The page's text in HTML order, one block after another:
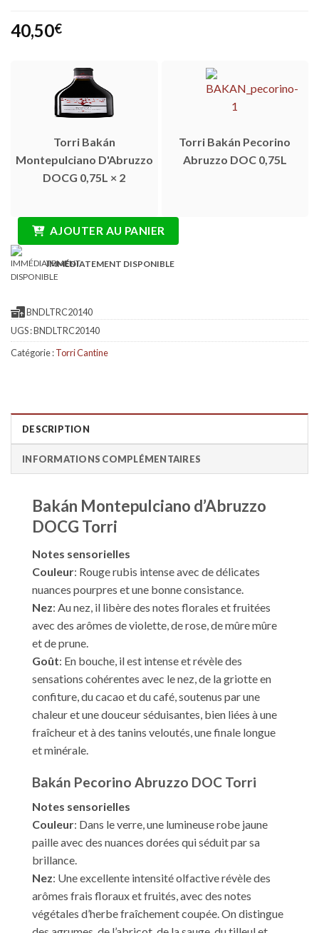
40,50€
Torri Bakán
Montepulciano D'Abruzzo
DOCG 0,75L × 2
Torri Bakán Pecorino
Abruzzo DOC 0,75L
AJOUTER AU PANIER
IMMÉDIATEMENT DISPONIBLE
BNDLTRC20140
UGS :BNDLTRC20140
Catégorie :Torri Cantine
DESCRIPTION
INFORMATIONS COMPLÉMENTAIRES
Bakán Montepulciano d’Abruzzo
DOCG Torri
Notes sensorielles
Couleur: Rouge rubis intense avec de délicates
nuances pourpres et une bonne consistance.
Nez: Au nez, il libère des notes florales et fruitées
avec des arômes de violette, de rose, de mûre mûre
et de prune.
Goût: En bouche, il est intense et révèle des
sensations cohérentes avec le nez, de la griotte en
confiture, du cacao et du café, soutenus par une
chaleur et une douceur séduisantes, bien liées à une
fraîcheur et à des tanins veloutés, une finale longue
et minérale.
Bakán Pecorino Abruzzo DOC Torri
Notes sensorielles
Couleur: Dans le verre, une lumineuse robe jaune
paille avec des nuances dorées qui séduit par sa
brillance.
Nez: Une excellente intensité olfactive révèle des
arômes frais floraux et fruités, avec des notes
végétales d’herbe fraîchement coupée. On distingue